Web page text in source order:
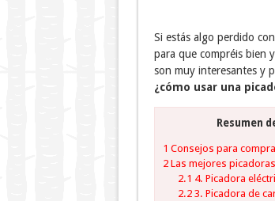
Si estás algo perdido
para que compréis bien
son muy interesantes y
¿cómo usar una
Resumen
1 Consejos para
2Las mejores
2.1 4. Picadora
2.2 3. Picadora de